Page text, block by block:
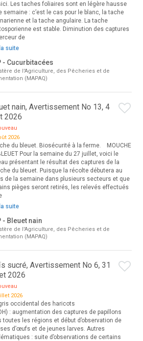
Les taches foliaires sont en légère hausse
semaine : c’est le cas pour le blanc, la tache
et la tache angulaire. La tache
est stable. Diminution des captures
de
suite
- Cucurbitacées
de l'Agriculture, des Pêcheries et de
(MAPAQ)
nain, Avertissement No 13, 4
2026
2026
du bleuet. Biosécurité à la ferme. MOUCHE
Pour la semaine du 27 juillet, voici le
présentant le résultat des captures de la
du bleuet. Puisque la récolte débutera au
de la semaine dans plusieurs secteurs et que
pièges seront retirés, les relevés effectués
suite
- Bleuet nain
de l'Agriculture, des Pêcheries et de
(MAPAQ)
sucré, Avertissement No 6, 31
2026
2026
occidental des haricots
: augmentation des captures de papillons
toutes les régions et début d’observation de
d’œufs et de jeunes larves. Autres
: suite d’observations de certains